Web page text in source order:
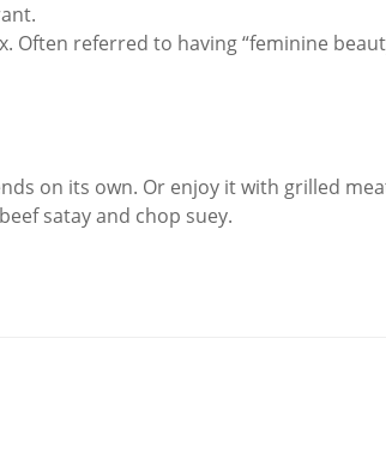
Often referred to having “feminine
on its own. Or enjoy it with grilled
satay and chop suey.